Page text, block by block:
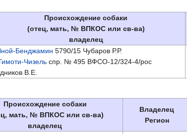
Происхождение собаки
(отец, мать, № ВПКОС или св-ва)
владелец
Бенджамин 5790/15 Чубаров Р.Р.
Чизель спр. № 495 ВФСО-12/324-4/рос
В.Е.
Происхождение собаки
мать, № ВПКОС или св-ва)
владелец
Владелец
Регион